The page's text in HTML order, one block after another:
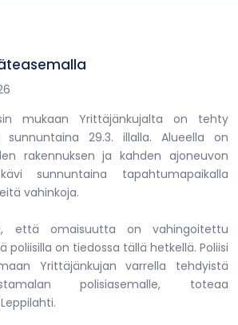
mukaan Yrittäjänkujalta on tehty
sunnuntaina 29.3. illalla. Alueella on
rakennuksen ja kahden ajoneuvon
sunnuntaina tapahtumapaikalla
vahinkoja.
että omaisuutta on vahingoitettu
on tiedossa tällä hetkellä. Poliisi
Yrittäjänkujan varrella tehdyistä
polisiasemalle, toteaa